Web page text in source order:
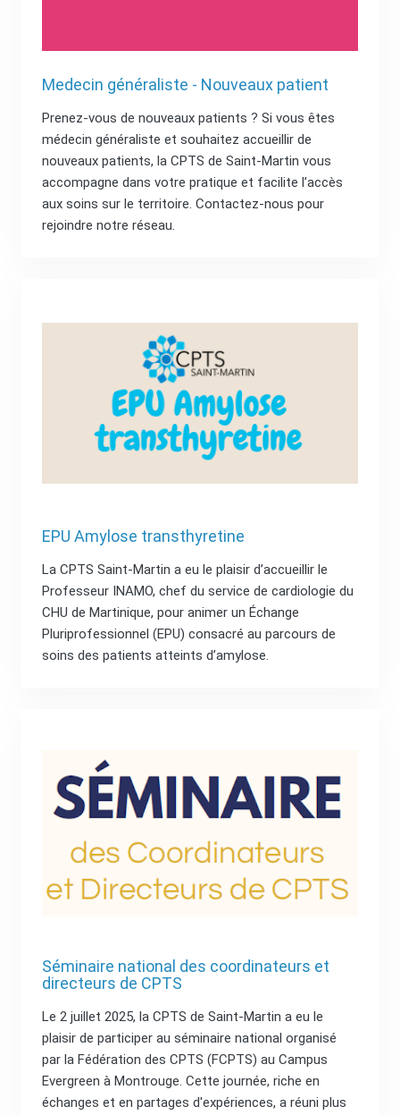
Medecin généraliste - Nouveaux patient
Prenez-vous de nouveaux patients ? Si vous êtes
médecin généraliste et souhaitez accueillir de
nouveaux patients, la CPTS de Saint-Martin vous
accompagne dans votre pratique et facilite l’accès
aux soins sur le territoire. Contactez-nous pour
rejoindre notre réseau.
EPU Amylose transthyretine
La CPTS Saint-Martin a eu le plaisir d’accueillir le
Professeur INAMO, chef du service de cardiologie du
CHU de Martinique, pour animer un Échange
Pluriprofessionnel (EPU) consacré au parcours de
soins des patients atteints d’amylose.
Séminaire national des coordinateurs et
directeurs de CPTS
Le 2 juillet 2025, la CPTS de Saint-Martin a eu le
plaisir de participer au séminaire national organisé
par la Fédération des CPTS (FCPTS) au Campus
Evergreen à Montrouge. Cette journée, riche en
échanges et en partages d'expériences, a réuni plus